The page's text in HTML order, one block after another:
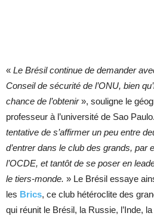
« Le Brésil continue de demander
Conseil de sécurité de l’ONU, bien
chance de l’obtenir», souligne le
professeur à l’université de Sao
tentative de s’affirmer un peu entre
d’entrer dans le club des grands, par
l’OCDE, et tantôt de se poser en
le tiers-monde. » Le Brésil essaye
les Brics, ce club hétéroclite des
qui réunit le Brésil, la Russie, l’Inde,